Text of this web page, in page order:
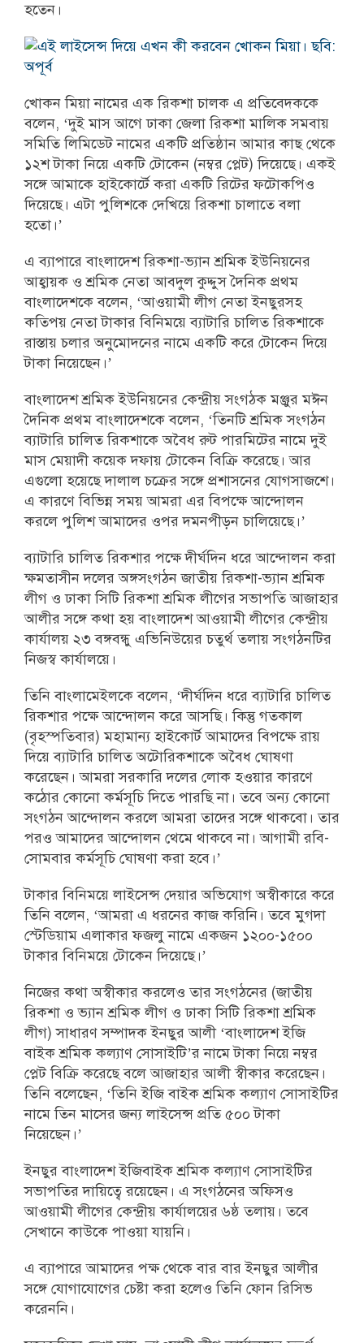
হতেন।
খোকন মিয়া নামের এক রিকশা চালক এ প্রতিবেদককে
বলেন, ‘দুই মাস আগে ঢাকা জেলা রিকশা মালিক সমবায়
সমিতি লিমিডেট নামের একটি প্রতিষ্ঠান আমার কাছ থেকে
১২শ টাকা নিয়ে একটি টোকেন (নম্বর প্লেট) দিয়েছে। একই
সঙ্গে আমাকে হাইকোর্টে করা একটি রিটের ফটোকপিও
দিয়েছে। এটা পুলিশকে দেখিয়ে রিকশা চালাতে বলা
হতো।’
এ ব্যাপারে বাংলাদেশ রিকশা-ভ্যান শ্রমিক ইউনিয়নের
আহ্বায়ক ও শ্রমিক নেতা আবদুল কুদ্দুস দৈনিক প্রথম
বাংলাদেশকে বলেন, ‘আওয়ামী লীগ নেতা ইনছুরসহ
কতিপয় নেতা টাকার বিনিময়ে ব্যাটারি চালিত রিকশাকে
রাস্তায় চলার অনুমোদনের নামে একটি করে টোকেন দিয়ে
টাকা নিয়েছেন।’
বাংলাদেশ শ্রমিক ইউনিয়নের কেন্দ্রীয় সংগঠক মঞ্জুর মঈন
দৈনিক প্রথম বাংলাদেশকে বলেন, ‘তিনটি শ্রমিক সংগঠন
ব্যাটারি চালিত রিকশাকে অবৈধ রুট পারমিটের নামে দুই
মাস মেয়াদী কয়েক দফায় টোকেন বিক্রি করেছে। আর
এগুলো হয়েছে দালাল চক্রের সঙ্গে প্রশাসনের যোগসাজশে।
এ কারণে বিভিন্ন সময় আমরা এর বিপক্ষে আন্দোলন
করলে পুলিশ আমাদের ওপর দমনপীড়ন চালিয়েছে।’
ব্যাটারি চালিত রিকশার পক্ষে দীর্ঘদিন ধরে আন্দোলন করা
ক্ষমতাসীন দলের অঙ্গসংগঠন জাতীয় রিকশা-ভ্যান শ্রমিক
লীগ ও ঢাকা সিটি রিকশা শ্রমিক লীগের সভাপতি আজাহার
আলীর সঙ্গে কথা হয় বাংলাদেশ আওয়ামী লীগের কেন্দ্রীয়
কার্যালয় ২৩ বঙ্গবন্ধু এভিনিউয়ের চতুর্থ তলায় সংগঠনটির
নিজস্ব কার্যালয়ে।
তিনি বাংলামেইলকে বলেন, ‘দীর্ঘদিন ধরে ব্যাটারি চালিত
রিকশার পক্ষে আন্দোলন করে আসছি। কিন্তু গতকাল
(বৃহস্পতিবার) মহামান্য হাইকোর্ট আমাদের বিপক্ষে রায়
দিয়ে ব্যাটারি চালিত অটোরিকশাকে অবৈধ ঘোষণা
করেছেন। আমরা সরকারি দলের লোক হওয়ার কারণে
কঠোর কোনো কর্মসূচি দিতে পারছি না। তবে অন্য কোনো
সংগঠন আন্দোলন করলে আমরা তাদের সঙ্গে থাকবো। তার
পরও আমাদের আন্দোলন থেমে থাকবে না। আগামী রবি-
সোমবার কর্মসূচি ঘোষণা করা হবে।’
টাকার বিনিময়ে লাইসেন্স দেয়ার অভিযোগ অস্বীকারে করে
তিনি বলেন, ‘আমরা এ ধরনের কাজ করিনি। তবে মুগদা
স্টেডিয়াম এলাকার ফজলু নামে একজন ১২০০-১৫০০
টাকার বিনিময়ে টোকেন দিয়েছে।’
নিজের কথা অস্বীকার করলেও তার সংগঠনের (জাতীয়
রিকশা ও ভ্যান শ্রমিক লীগ ও ঢাকা সিটি রিকশা শ্রমিক
লীগ) সাধারণ সম্পাদক ইনছুর আলী ‘বাংলাদেশ ইজি
বাইক শ্রমিক কল্যাণ সোসাইটি’র নামে টাকা নিয়ে নম্বর
প্লেট বিক্রি করেছে বলে আজাহার আলী স্বীকার করেছেন।
তিনি বলেছেন, ‘তিনি ইজি বাইক শ্রমিক কল্যাণ সোসাইটির
নামে তিন মাসের জন্য লাইসেন্স প্রতি ৫০০ টাকা
নিয়েছেন।’
ইনছুর বাংলাদেশ ইজিবাইক শ্রমিক কল্যাণ সোসাইটির
সভাপতির দায়িত্বে রয়েছেন। এ সংগঠনের অফিসও
আওয়ামী লীগের কেন্দ্রীয় কার্যালয়ের ৬ষ্ঠ তলায়। তবে
সেখানে কাউকে পাওয়া যায়নি।
এ ব্যাপারে আমাদের পক্ষ থেকে বার বার ইনছুর আলীর
সঙ্গে যোগাযোগের চেষ্টা করা হলেও তিনি ফোন রিসিভ
করেননি।